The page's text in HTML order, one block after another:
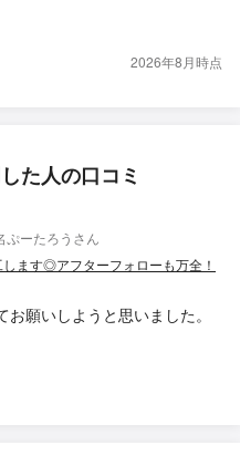
2026年8月時点
た人の口コミ
ーたろうさん
ます◎アフターフォローも万全！
願いしようと思いました。